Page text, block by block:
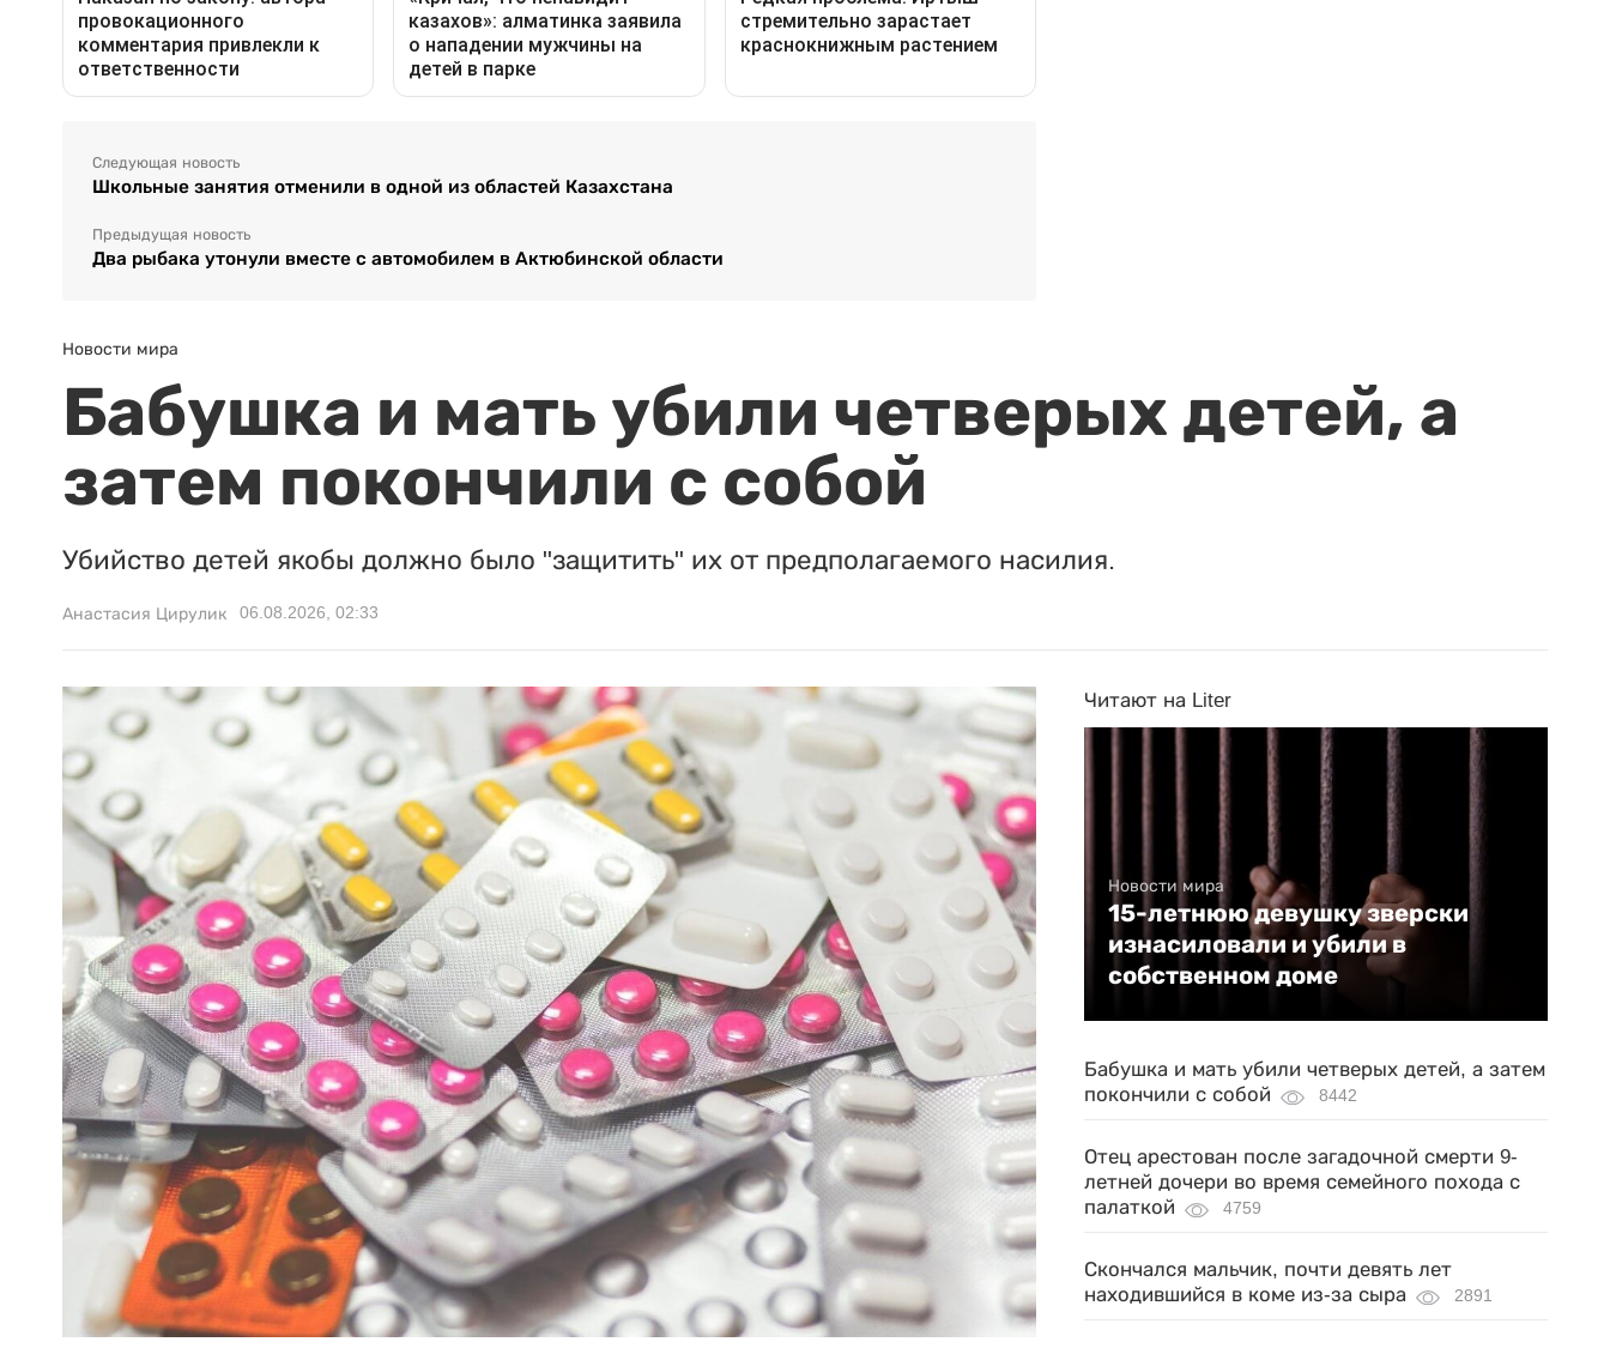
Следующая новость
Школьные занятия отменили в одной из областей Казахстана
Предыдущая новость
Два рыбака утонули вместе с автомобилем в Актюбинской области
Новости мира
Бабушка и мать убили четверых детей, а
затем покончили с собой
Убийство детей якобы должно было "защитить" их от предполагаемого насилия.
Анастасия Цирулик 06.08.2026, 02:33
Читают на Liter
Новости мира
15-летнюю девушку зверски
изнасиловали и убили в
собственном доме
Бабушка и мать убили четверых детей, а затем
покончили с собой
8442
Отец арестован после загадочной смерти 9-
летней дочери во время семейного похода с
палаткой
4759
Скончался мальчик, почти девять лет
находившийся в коме из-за сыра
2891